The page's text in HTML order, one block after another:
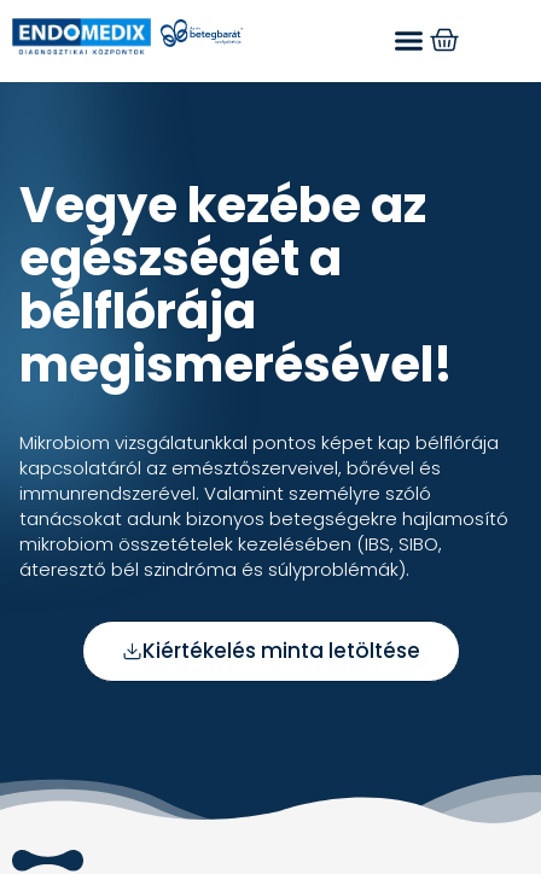
Vegye kezébe az
egészségét a
bélflórája
megismerésével!
Mikrobiom vizsgálatunkkal pontos képet kap bélflórája
kapcsolatáról az emésztőszerveivel, bőrével és
immunrendszerével. Valamint személyre szóló
tanácsokat adunk bizonyos betegségekre hajlamosító
mikrobiom összetételek kezelésében (IBS, SIBO,
áteresztő bél szindróma és súlyproblémák).
Kiértékelés minta letöltése